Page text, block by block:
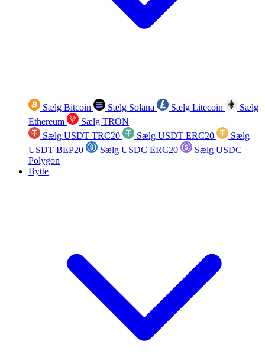
Sælg Bitcoin Sælg Solana Sælg Litecoin
Sælg
Ethereum
Sælg TRON
Sælg USDT TRC20
Sælg USDT ERC20
Sælg
USDT BEP20
Sælg USDC ERC20
Sælg USDC
Polygon
Bytte